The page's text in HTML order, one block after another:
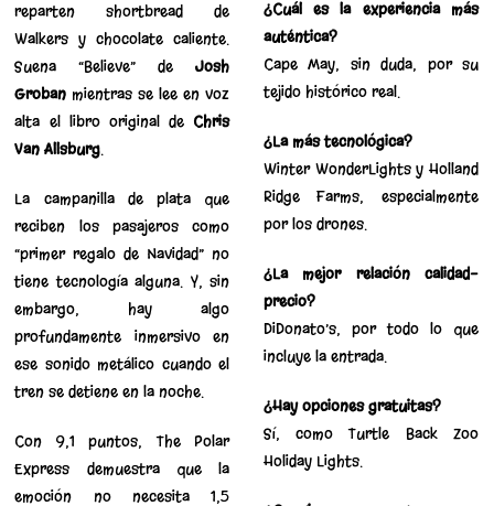
reparten shortbread de
Walkers y chocolate caliente.
Suena “Believe” deJosh
Groban mientras se lee en voz
alta el libro original de Chris
Van Allsburg.
La campanilla de plata que
reciben los pasajeros como
“primer regalo de Navidad” no
tiene tecnología alguna. Y, sin
embargo, hay algo
profundamente inmersivo en
ese sonido metálico cuando el
tren se detiene en la noche.
Con 9,1 puntos, The Polar
Express demuestra que la
emoción no necesita 1,5
¿Cuál es la experiencia más
auténtica?
Cape May, sin duda, por su
tejido histórico real.
¿La más tecnológica?
Winter WonderLights y Holland
Ridge Farms, especialmente
por los drones.
¿La mejor relación calidad-
precio?
DiDonato’s, por todo lo que
incluye la entrada.
¿Hay opciones gratuitas?
Sí, como Turtle Back Zoo
Holiday Lights.